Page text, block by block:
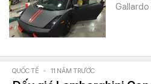
QUỐC TẾ - 11 NĂM TRƯỚC